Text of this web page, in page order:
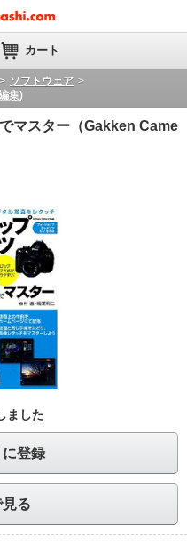
カート
> ソフトウェア >
集)
マスター（Gakken Came
ました
登録
る